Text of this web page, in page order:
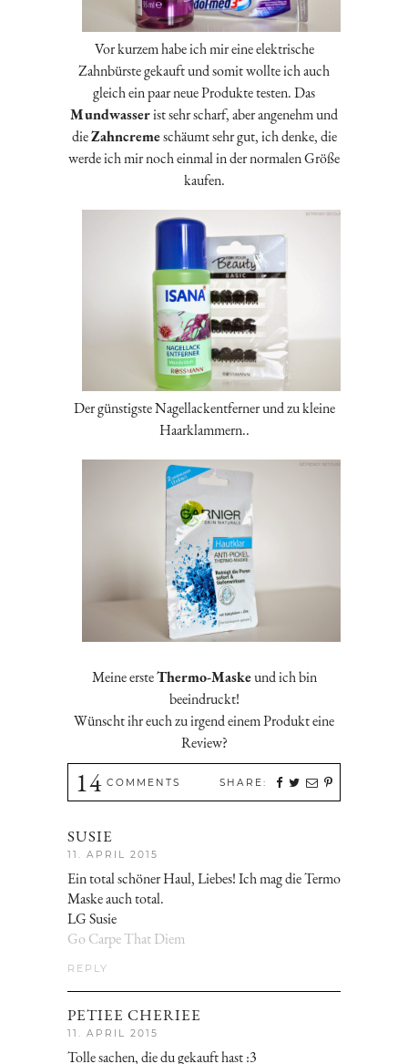
Vor kurzem habe ich mir eine elektrische
Zahnbürste gekauft und somit wollte ich auch
gleich ein paar neue Produkte testen. Das
Mundwasserist sehr scharf, aber angenehm und
dieZahncremeschäumt sehr gut, ich denke, die
werde ich mir noch einmal in der normalen Größe
kaufen.
Der günstigste Nagellackentferner und zu kleine
Haarklammern..
Meine ersteThermo-Maskeund ich bin
beeindruckt!
Wünscht ihr euch zu irgend einem Produkt eine
Review?
14 COMMENTS SHARE:
SUSIE
11. APRIL 2015
Ein total schöner Haul, Liebes! Ich mag die Termo
Maske auch total.
LG Susie
Go Carpe That Diem
REPLY
PETIEE CHERIEE
11. APRIL 2015
Tolle sachen, die du gekauft hast :3